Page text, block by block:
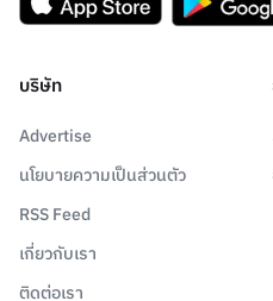
บริษัท
Advertise
นโยบายความเป็นส่วนตัว
RSS Feed
เกี่ยวกับเรา
ติดต่อเรา